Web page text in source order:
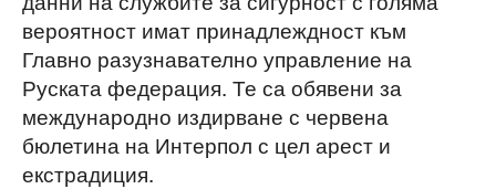
вероятност имат принадлеждност към
Главно разузнавателно управление на
Руската федерация. Те са обявени за
международно издирване с червена
бюлетина на Интерпол с цел арест и
екстрадиция.